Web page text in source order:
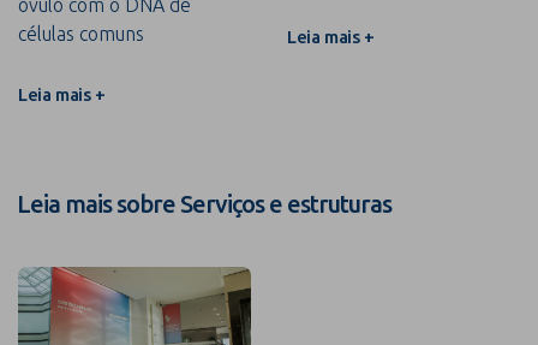
óvulo com o DNA de
células comuns
Leia mais +
Leia mais +
Leia mais sobre Serviços e estruturas